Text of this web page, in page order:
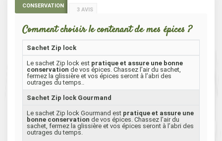
CONSERVATION
3 AVIS
Comment choisir le contenant de mes épices ?
Sachet Zip lock
Le sachet Zip lock est pratique et assure une bonne
conservation de vos épices. Chassez l’air du sachet,
fermez la glissière et vos épices seront à l’abri des
outrages du temps..
Sachet Zip lock Gourmand
Le sachet Zip lock Gourmand est pratique et assure une
bonne conservation de vos épices. Chassez l’air du
sachet, fermez la glissière et vos épices seront à l’abri des
outrages du temps.